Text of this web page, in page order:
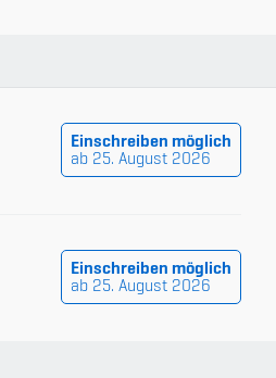
Einschreiben möglich
ab 25. August 2026
Einschreiben möglich
ab 25. August 2026